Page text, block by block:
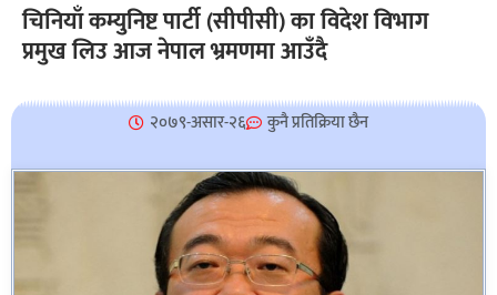
n
चिनियाँ कम्युनिष्ट पार्टी (सीपीसी) का विदेश विभाग
प्रमुख लिउ आज नेपाल भ्रमणमा आउँदै
२०७९-असार-२६ कुनै प्रतिक्रिया छैन